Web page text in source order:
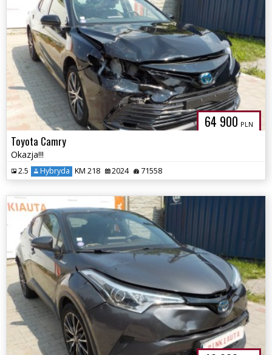
64 900 PLN
Toyota Camry
Okazja!!!
2.5 Hybryda KM 218 2024 71558